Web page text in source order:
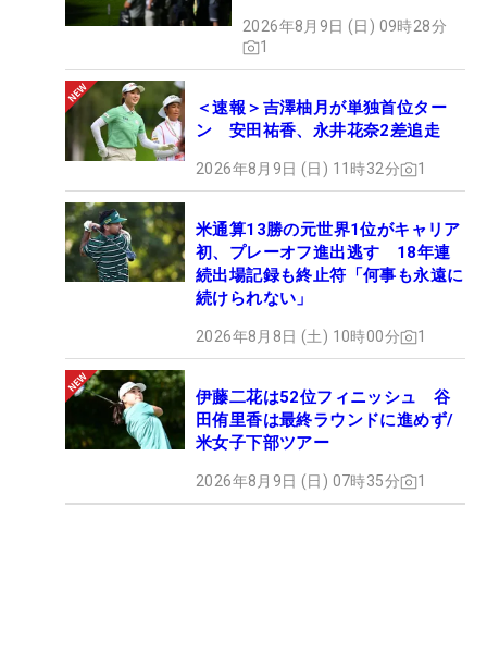
2026年8月9日 (日) 09時28分
1
＜速報＞吉澤柚月が単独首位ター
ン 安田祐香、永井花奈2差追走
2026年8月9日 (日) 11時32分 1
米通算13勝の元世界1位がキャリア
初、プレーオフ進出逃す 18年連
続出場記録も終止符「何事も永遠に
続けられない」
2026年8月8日 (土) 10時00分 1
伊藤二花は52位フィニッシュ 谷
田侑里香は最終ラウンドに進めず/
米女子下部ツアー
2026年8月9日 (日) 07時35分 1